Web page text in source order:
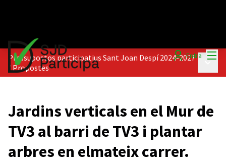
Entra
Pressupostos participatius Sant Joan Despí 2024-2027
/Propostes
Jardins verticals en el Mur de
TV3 al barri de TV3 i plantar
arbres en elmateix carrer.